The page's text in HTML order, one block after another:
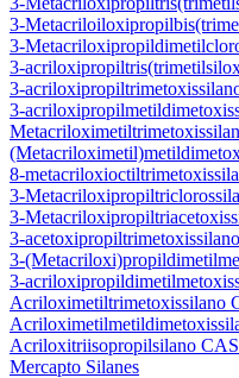
3-
3-
3-
3-
3-
8-
3-
3-
3-
3-
3-
Acriloximetiltrimetoxissilano
Acriloxitriisopropilsilano
Mercapto Silanes